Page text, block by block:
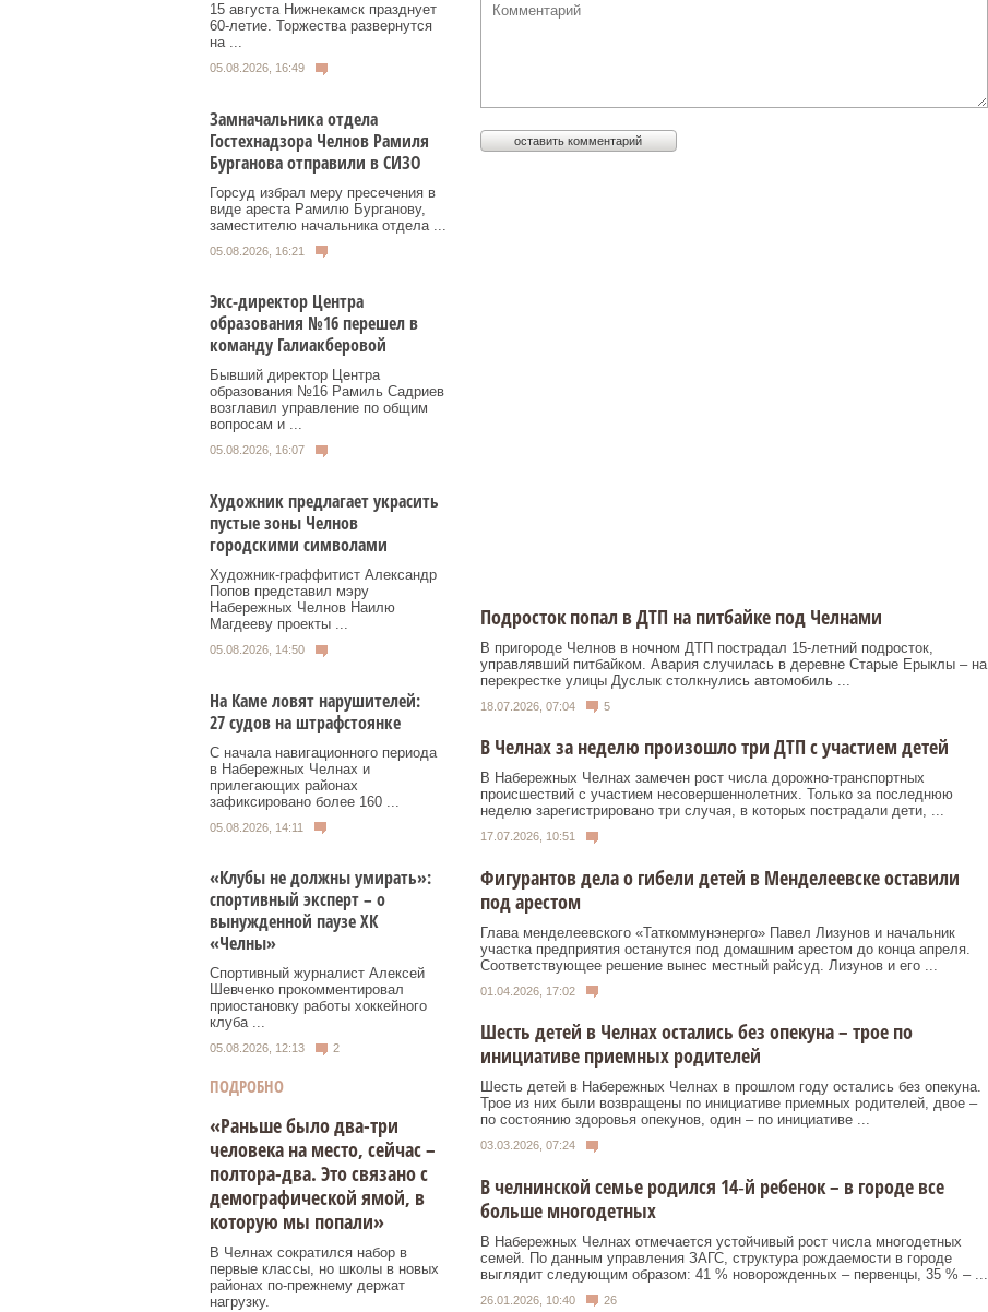
15 августа Нижнекамск празднует
60‑летие. Торжества развернутся
на ...
05.08.2026, 16:49
Замначальника отдела
Гостехнадзора Челнов Рамиля
Бурганова отправили в СИЗО
Горсуд избрал меру пресечения в
виде ареста Рамилю Бурганову,
заместителю начальника отдела ...
05.08.2026, 16:21
Экс-директор Центра
образования №16 перешел в
команду Галиакберовой
Бывший директор Центра
образования №16 Рамиль Садриев
возглавил управление по общим
вопросам и ...
05.08.2026, 16:07
Художник предлагает украсить
пустые зоны Челнов
городскими символами
Художник‑граффитист Александр
Попов представил мэру
Набережных Челнов Наилю
Магдееву проекты ...
05.08.2026, 14:50
На Каме ловят нарушителей:
27 судов на штрафстоянке
С начала навигационного периода
в Набережных Челнах и
прилегающих районах
зафиксировано более 160 ...
05.08.2026, 14:11
«Клубы не должны умирать»:
спортивный эксперт – о
вынужденной паузе ХК
«Челны»
Спортивный журналист Алексей
Шевченко прокомментировал
приостановку работы хоккейного
клуба ...
05.08.2026, 12:13 2
ПОДРОБНО
«Раньше было два-три
человека на место, сейчас –
полтора-два. Это связано с
демографической ямой, в
которую мы попали»
В Челнах сократился набор в
первые классы, но школы в новых
районах по-прежнему держат
нагрузку.
Подросток попал в ДТП на питбайке под Челнами
В пригороде Челнов в ночном ДТП пострадал 15‑летний подросток,
управлявший питбайком. Авария случилась в деревне Старые Ерыклы – на
перекрестке улицы Дуслык столкнулись автомобиль ...
18.07.2026, 07:04 5
В Челнах за неделю произошло три ДТП с участием детей
В Набережных Челнах замечен рост числа дорожно‑транспортных
происшествий с участием несовершеннолетних. Только за последнюю
неделю зарегистрировано три случая, в которых пострадали дети, ...
17.07.2026, 10:51
Фигурантов дела о гибели детей в Менделеевске оставили
под арестом
Глава менделеевского «Таткоммунэнерго» Павел Лизунов и начальник
участка предприятия останутся под домашним арестом до конца апреля.
Соответствующее решение вынес местный райсуд. Лизунов и его ...
01.04.2026, 17:02
Шесть детей в Челнах остались без опекуна – трое по
инициативе приемных родителей
Шесть детей в Набережных Челнах в прошлом году остались без опекуна.
Трое из них были возвращены по инициативе приемных родителей, двое –
по состоянию здоровья опекунов, один – по инициативе ...
03.03.2026, 07:24
В челнинской семье родился 14‑й ребенок – в городе все
больше многодетных
В Набережных Челнах отмечается устойчивый рост числа многодетных
семей. По данным управления ЗАГС, структура рождаемости в городе
выглядит следующим образом: 41 % новорожденных – первенцы, 35 % – ...
26.01.2026, 10:40 26